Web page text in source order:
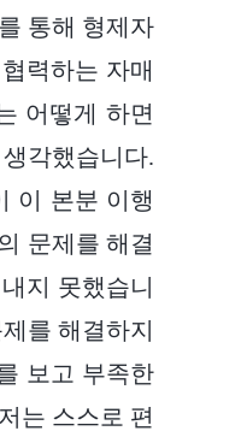
통해 형제자
력하는 자매
어떻게 하면
각했습니다.
이 본분 이행
문제를 해결
지 못했습니
를 해결하지
보고 부족한
는 스스로 편